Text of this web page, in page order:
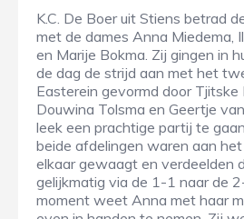
K.C. De Boer uit Stiens betrad
met de dames Anna Miedema,
en Marije Bokma. Zij gingen in
de dag de strijd aan met het
Easterein gevormd door Tjitske
Douwina Tolsma en Geertje
leek een prachtige partij te
beide afdelingen waren aan
elkaar gewaagt en verdeelden
gelijkmatig via de 1-1 naar de
moment weet Anna met haar